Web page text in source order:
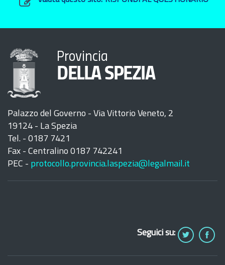
Provincia
DELLA SPEZIA
Palazzo del Governo - Via Vittorio Veneto, 2
19124 - La Spezia
Tel. - 0187 7421
Fax - Centralino 0187 742241
PEC - protocollo.provincia.laspezia@legalmail.it
Seguici su: